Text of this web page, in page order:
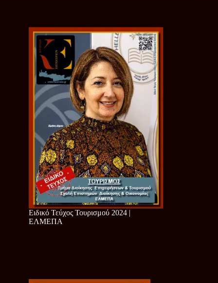
Ειδικό Τεύχος Τουρισμού 2024 |
ΕΛΜΕΠΑ